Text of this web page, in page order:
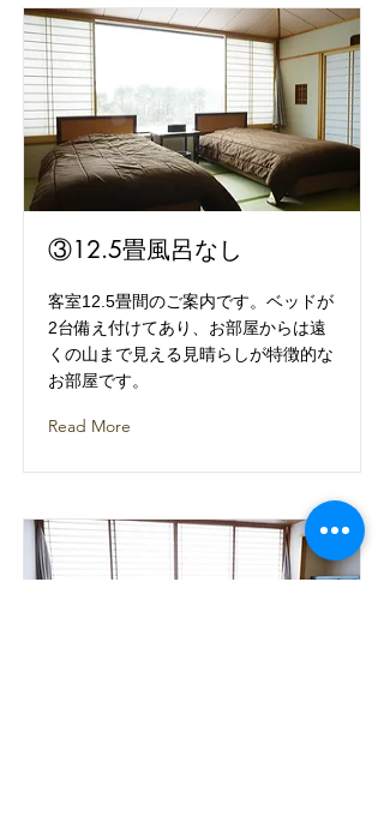
③12.5畳風呂なし
客室12.5畳間のご案内です。ベッドが
2台備え付けてあり、お部屋からは遠
くの山まで見える見晴らしが特徴的な
お部屋です。
Read More